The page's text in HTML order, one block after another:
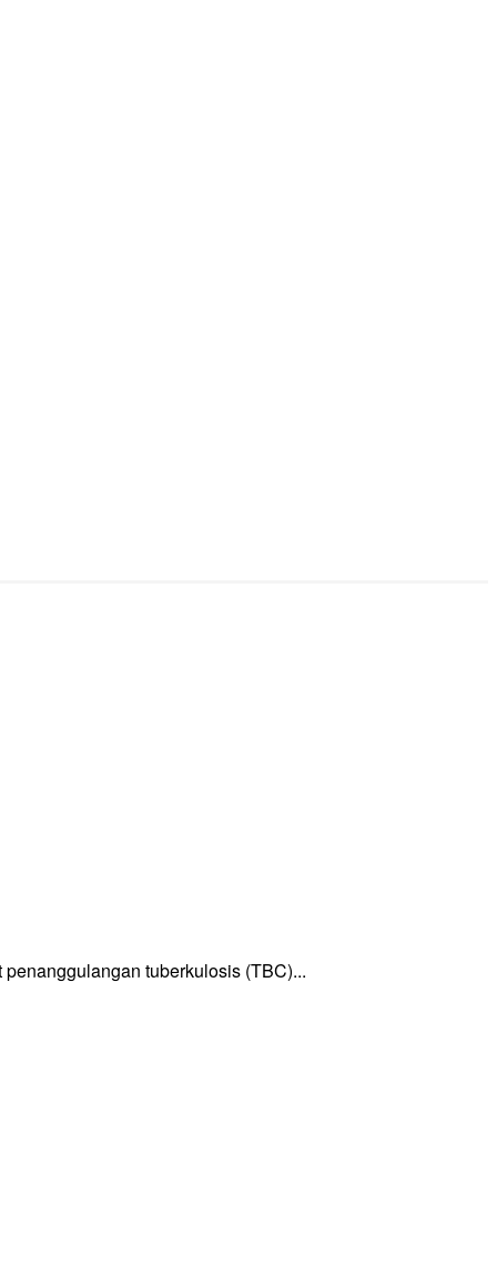
tuberkulosis (TBC)...